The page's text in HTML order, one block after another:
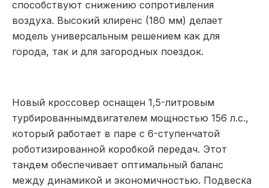
способствуют снижению сопротивления
воздуха. Высокий клиренс (180 мм) делает
модель универсальным решением как для
города, так и для загородных поездок.
Новый кроссовер оснащен 1,5-литровым
турбированнымдвигателем мощностью 156 л.с.,
который работает в паре с 6-ступенчатой
роботизированной коробкой передач. Этот
тандем обеспечивает оптимальный баланс
между динамикой и экономичностью. Подвеска